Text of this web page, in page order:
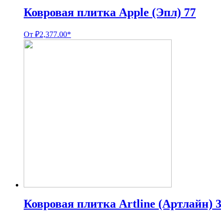
Ковровая плитка Apple (Эпл) 77
От ₽2,377.00*
Ковровая плитка Artline (Артлайн)